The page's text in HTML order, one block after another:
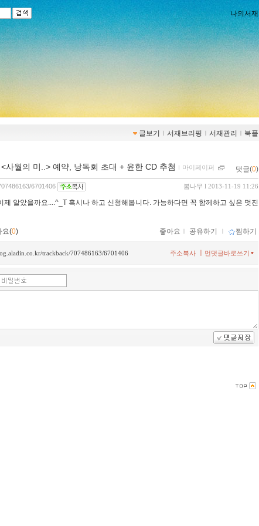
나의서재
글보기 ｌ 서재브리핑 ｌ 서재관리 ｌ 북플
사월의 미..> 예약, 낭독회 초대 + 윤한 CD 추첨 ｌ 마이페이퍼 댓글(0)
봄나무 l 2013-11-19 11:26
6701406
알았을까요....^_T 혹시나 하고 신청해봅니다. 가능하다면 꼭 함께하고 싶은 멋진
요(0) 좋아요 ｌ 공유하기 ｌ 찜하기
trackback/707486163/6701406 먼댓글바로쓰기
주소복사